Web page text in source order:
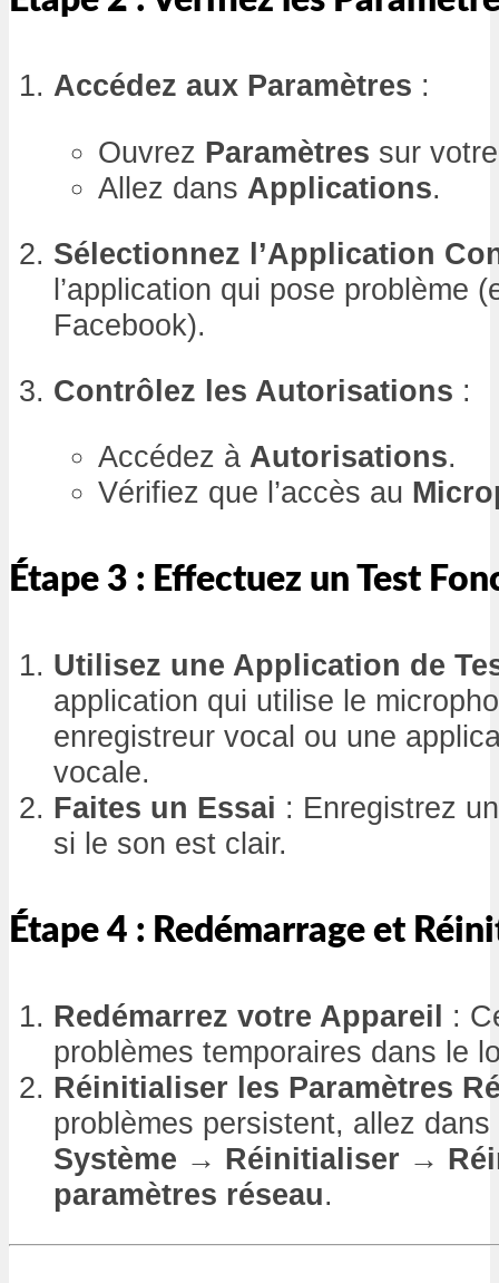
Accédez aux Paramètres :
Ouvrez Paramètres sur
Allez dans Applications.
Sélectionnez l’Application
l’application qui pose problème
Facebook).
Contrôlez les Autorisations :
Accédez à Autorisations.
Vérifiez que l’accès au
Étape 3 : Effectuez un Test
Utilisez une Application de
application qui utilise le
enregistreur vocal ou une
vocale.
Faites un Essai : Enregistrez
si le son est clair.
Étape 4 : Redémarrage et
Redémarrez votre Appareil :
problèmes temporaires dans le
Réinitialiser les Paramètres
problèmes persistent, allez dans
Système → Réinitialiser →
paramètres réseau.